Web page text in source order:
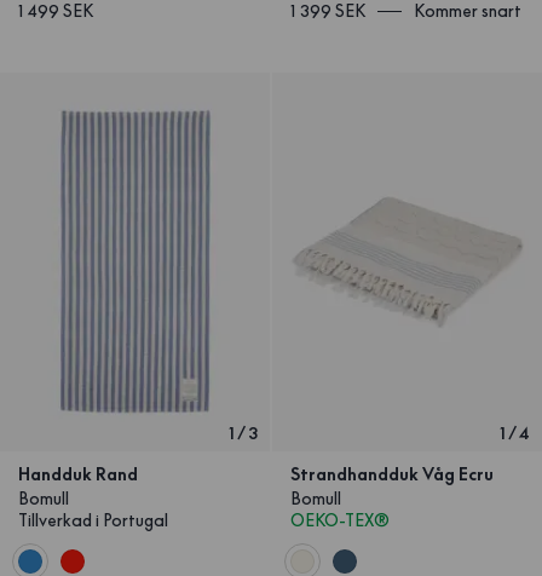
1 499 SEK 1 399 SEK Kommer snart
1 /3
Handduk Rand
Bomull
Tillverkad i Portugal
1 /4
Strandhandduk Våg Ecru
Bomull
OEKO-TEX®